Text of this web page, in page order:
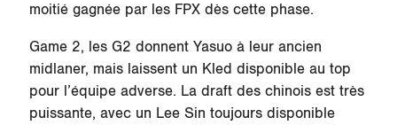
moitié gagnée par les FPX dès cette phase.
Game 2, les G2 donnent Yasuo à leur ancien
midlaner, mais laissent un Kled disponible au top
pour l’équipe adverse. La draft des chinois est très
puissante, avec un Lee Sin toujours disponible